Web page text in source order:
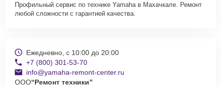
Профильный сервис по технике Yamaha в Махачкале. Ремонт
любой сложности с гарантией качества.
Ежедневно, с 10:00 до 20:00
+7 (800) 301-53-70
info@yamaha-remont-center.ru
ООО“Ремонт техники”